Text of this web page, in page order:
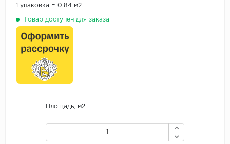
1 упаковка = 0.84 м2
Товар доступен для заказа
Площадь, м2